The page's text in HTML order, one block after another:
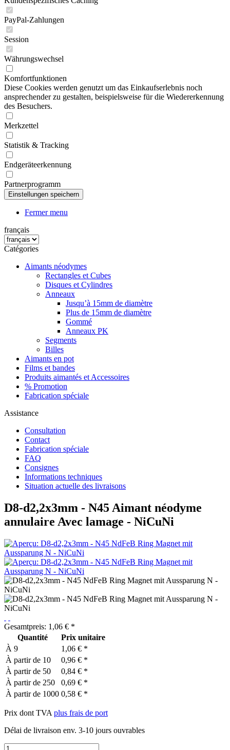
PayPal-Zahlungen
Session
Währungswechsel
Komfortfunktionen
Diese Cookies werden genutzt um das Einkaufserlebnis noch
ansprechender zu gestalten, beispielsweise für die Wiedererkennung
des Besuchers.
Merkzettel
Statistik & Tracking
Endgeräteerkennung
Partnerprogramm
Fermer menu
français
Catégories
Aimants néodymes
Rectangles et Cubes
Disques et Cylindres
Anneaux
Jusqu’à 15mm de diamètre
Plus de 15mm de diamètre
Gommé
Anneaux PK
Segments
Billes
Aimants en pot
Films et bandes
Produits aimantés et Accessoires
% Promotion
Fabrication spéciale
Assistance
Consultation
Contact
Fabrication spéciale
FAQ
Consignes
Informations techniques
Situation actuelle des livraisons
D8-d2,2x3mm - N45 Aimant néodyme
annulaire Avec lamage - NiCuNi
Gesamtpreis: 1,06 € *
Quantité
Prix unitaire
À 9
1,06 € *
À partir de 10
0,96 € *
À partir de 50
0,84 € *
À partir de 250
0,69 € *
À partir de 1000 0,58 € *
Prix dont TVA plus frais de port
Délai de livraison env. 3-10 jours ouvrables